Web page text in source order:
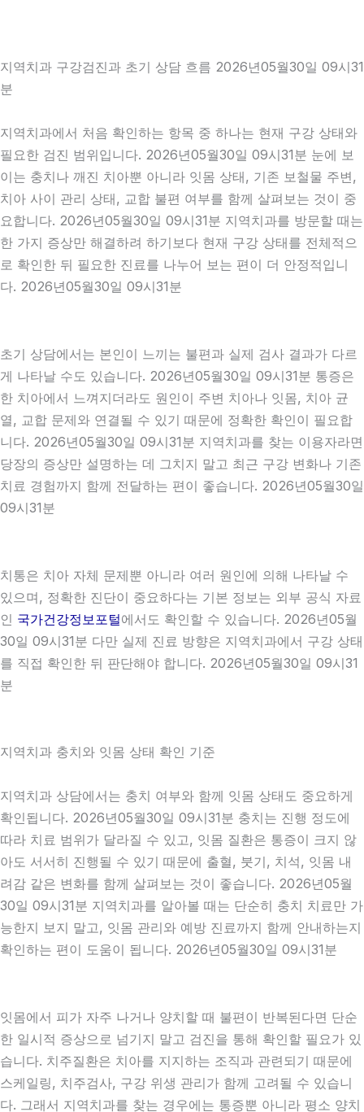
지역치과 구강검진과 초기 상담 흐름 2026년05월30일 09시31
분
지역치과에서 처음 확인하는 항목 중 하나는 현재 구강 상태와
필요한 검진 범위입니다. 2026년05월30일 09시31분 눈에 보
이는 충치나 깨진 치아뿐 아니라 잇몸 상태, 기존 보철물 주변,
치아 사이 관리 상태, 교합 불편 여부를 함께 살펴보는 것이 중
요합니다. 2026년05월30일 09시31분 지역치과를 방문할 때는
한 가지 증상만 해결하려 하기보다 현재 구강 상태를 전체적으
로 확인한 뒤 필요한 진료를 나누어 보는 편이 더 안정적입니
다. 2026년05월30일 09시31분
초기 상담에서는 본인이 느끼는 불편과 실제 검사 결과가 다르
게 나타날 수도 있습니다. 2026년05월30일 09시31분 통증은
한 치아에서 느껴지더라도 원인이 주변 치아나 잇몸, 치아 균
열, 교합 문제와 연결될 수 있기 때문에 정확한 확인이 필요합
니다. 2026년05월30일 09시31분 지역치과를 찾는 이용자라면
당장의 증상만 설명하는 데 그치지 말고 최근 구강 변화나 기존
치료 경험까지 함께 전달하는 편이 좋습니다. 2026년05월30일
09시31분
치통은 치아 자체 문제뿐 아니라 여러 원인에 의해 나타날 수
있으며, 정확한 진단이 중요하다는 기본 정보는 외부 공식 자료
인 국가건강정보포털에서도 확인할 수 있습니다. 2026년05월
30일 09시31분 다만 실제 진료 방향은 지역치과에서 구강 상태
를 직접 확인한 뒤 판단해야 합니다. 2026년05월30일 09시31
분
지역치과 충치와 잇몸 상태 확인 기준
지역치과 상담에서는 충치 여부와 함께 잇몸 상태도 중요하게
확인됩니다. 2026년05월30일 09시31분 충치는 진행 정도에
따라 치료 범위가 달라질 수 있고, 잇몸 질환은 통증이 크지 않
아도 서서히 진행될 수 있기 때문에 출혈, 붓기, 치석, 잇몸 내
려감 같은 변화를 함께 살펴보는 것이 좋습니다. 2026년05월
30일 09시31분 지역치과를 알아볼 때는 단순히 충치 치료만 가
능한지 보지 말고, 잇몸 관리와 예방 진료까지 함께 안내하는지
확인하는 편이 도움이 됩니다. 2026년05월30일 09시31분
잇몸에서 피가 자주 나거나 양치할 때 불편이 반복된다면 단순
한 일시적 증상으로 넘기지 말고 검진을 통해 확인할 필요가 있
습니다. 치주질환은 치아를 지지하는 조직과 관련되기 때문에
스케일링, 치주검사, 구강 위생 관리가 함께 고려될 수 있습니
다. 그래서 지역치과를 찾는 경우에는 통증뿐 아니라 평소 양치